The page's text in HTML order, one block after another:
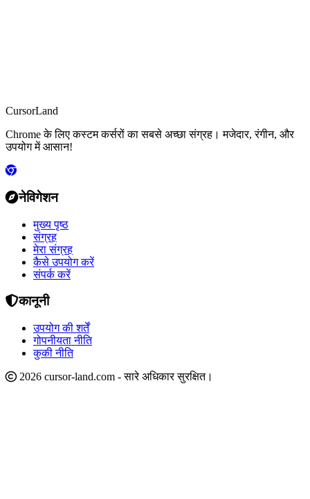
CursorLand
Chrome के लिए कस्टम कर्सरों का सबसे अच्छा संग्रह। मजेदार, रंगीन, और
उपयोग में आसान!
नेविगेशन
मुख्य पृष्ठ
संग्रह
मेरा संग्रह
कैसे उपयोग करें
संपर्क करें
कानूनी
उपयोग की शर्तें
गोपनीयता नीति
कुकी नीति
2026 cursor-land.com - सारे अधिकार सुरक्षित।